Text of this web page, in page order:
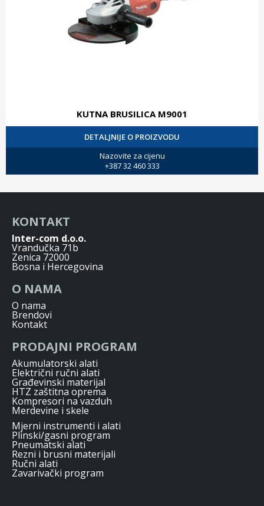
KUTNA BRUSILICA M9001
DETALJNIJE O PROIZVODU
Nazovite za cijenu
+387 32 460 333
KONTAKT
Inter-com d.o.o.
Vrandučka 71b
Zenica 72000
Bosna i Hercegovina
O NAMA
O nama
Brendovi
Kontakt
PRODAJNI PROGRAM
Akumulatorski alati
Električni ručni alati
Građevinski materijal
HTZ zaštitna oprema
Kompresori na vazduh
Merdevine i skele
Mjerni instrumenti i alati
Plinski/gasni program
Pneumatski alati
Rezni i brusni materijali
Ručni alati
Zavarivački program